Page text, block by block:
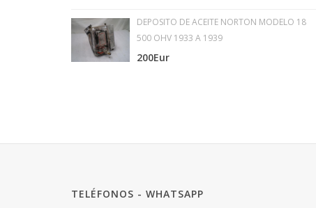
DEPOSITO DE ACEITE NORTON MODELO 18
500 OHV 1933 A 1939
200Eur
TELÉFONOS - WHATSAPP